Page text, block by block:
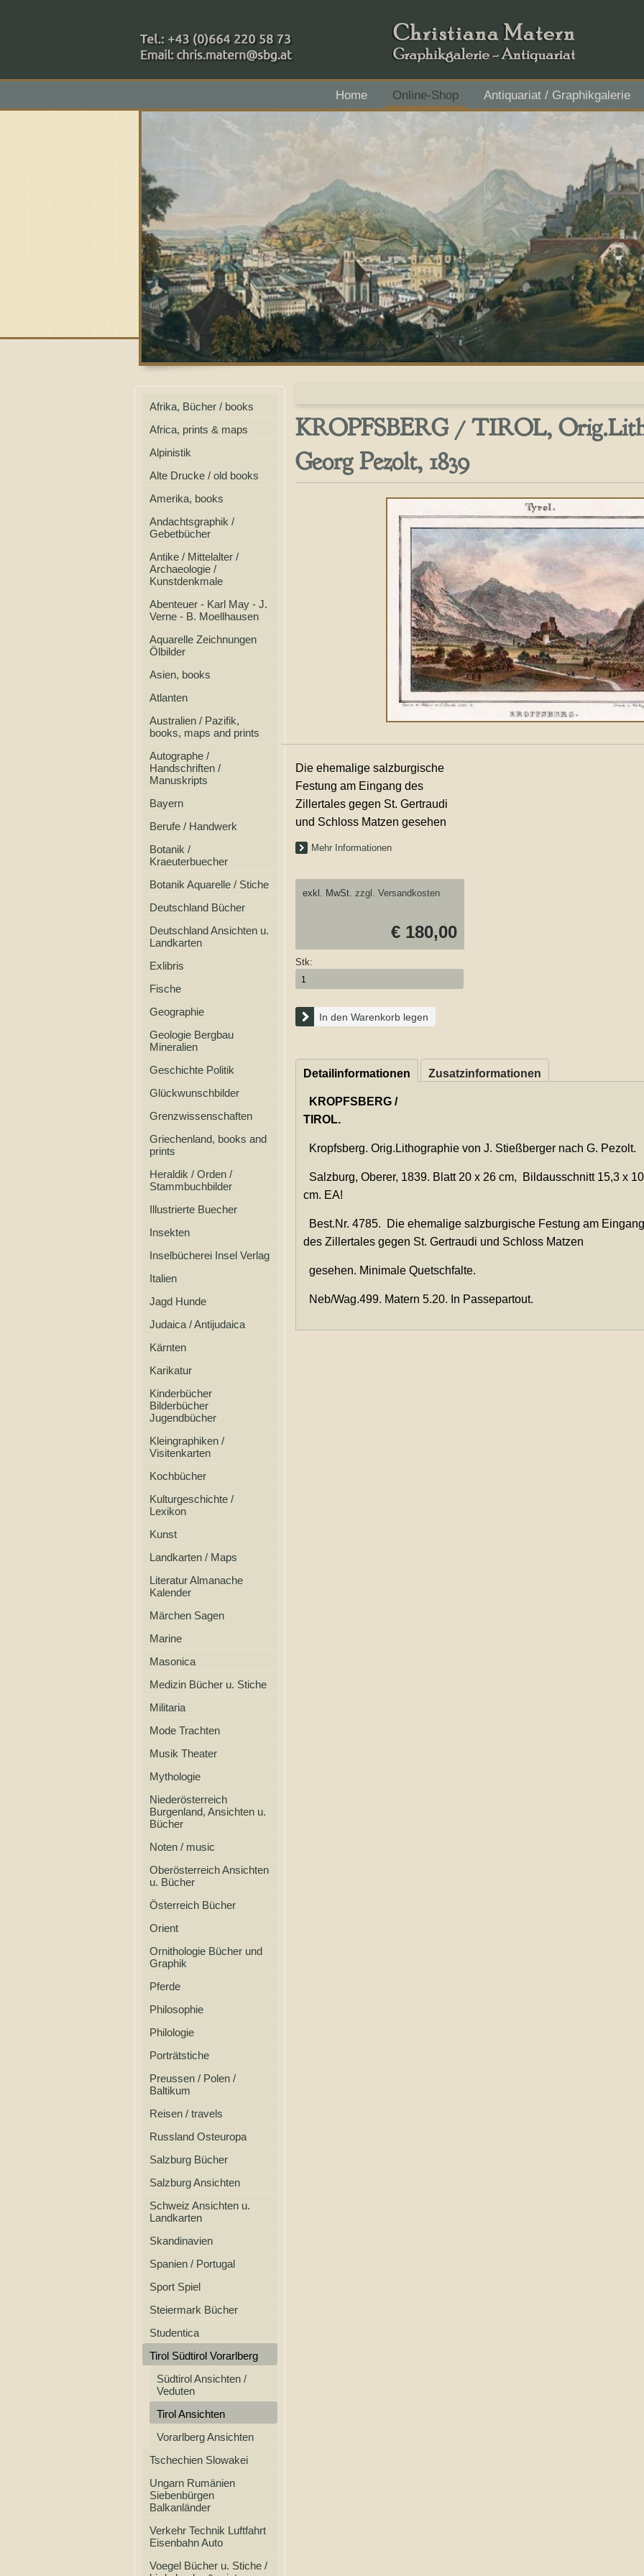
+43 (0)664 220 58 73
Home Online-Shop
Antiquariat / Graphikgalerie
Zahlungsmethoden: RAIBA - Flachgau Mitte - IBAN AT43 3501 5000 2611 3027, BIC
Afrika, Bücher / books
Africa, prints & maps
Alpinistik
Alte Drucke / old books
Amerika, books
Andachtsgraphik /
Gebetbücher
Antike / Mittelalter /
Archaeologie /
Kunstdenkmale
Abenteuer - Karl May - J.
Verne - B. Moellhausen
Aquarelle Zeichnungen
Ölbilder
Asien, books
Atlanten
Australien / Pazifik,
books, maps and prints
Autographe /
Handschriften /
Manuskripts
Bayern
Berufe / Handwerk
Botanik /
Kraeuterbuecher
Botanik Aquarelle / Stiche
Deutschland Bücher
Deutschland Ansichten u.
Landkarten
Exlibris
Fische
Geographie
Geologie Bergbau
Mineralien
Geschichte Politik
Glückwunschbilder
Grenzwissenschaften
Griechenland, books and
prints
Heraldik / Orden /
Stammbuchbilder
Illustrierte Buecher
Insekten
Inselbücherei Insel Verlag
Italien
Jagd Hunde
Judaica / Antijudaica
Kärnten
Karikatur
Kinderbücher
Bilderbücher
Jugendbücher
Kleingraphiken /
Visitenkarten
Kochbücher
Kulturgeschichte /
Lexikon
Kunst
Landkarten / Maps
Literatur Almanache
Kalender
Märchen Sagen
Marine
Masonica
Medizin Bücher u. Stiche
Militaria
Mode Trachten
Musik Theater
Mythologie
Niederösterreich
Burgenland, Ansichten u.
Bücher
Noten / music
Oberösterreich Ansichten
u. Bücher
Österreich Bücher
Orient
Ornithologie Bücher und
Graphik
Pferde
Philosophie
Philologie
Porträtstiche
Preussen / Polen /
Baltikum
Reisen / travels
Russland Osteuropa
Salzburg Bücher
Salzburg Ansichten
Schweiz Ansichten u.
Landkarten
Skandinavien
Spanien / Portugal
Sport Spiel
Steiermark Bücher
Studentica
Tirol Südtirol Vorarlberg
Südtirol Ansichten /
Veduten
Tirol Ansichten
Vorarlberg Ansichten
Tschechien Slowakei
Ungarn Rumänien
Siebenbürgen
Balkanländer
Verkehr Technik Luftfahrt
Eisenbahn Auto
Voegel Bücher u. Stiche /
KROPFSBERG / TIROL,
Georg Pezolt, 1839
Die ehemalige salzburgische
Festung am Eingang des
Zillertales gegen St. Gertraudi
und Schloss Matzen gesehen
Mehr Informationen
exkl. MwSt. zzgl. Versandkosten
€ 180,00
Stk:
In den Warenkorb legen
Detailinformationen Zusatzinformationen
KROPFSBERG /
TIROL.
Kropfsberg. Orig.Lithographie von J. Stießberger nach G. Pezolt.
Salzburg, Oberer, 1839. Blatt 20 x 26 cm, Bildausschnitt 15,3 x
cm. EA!
Best.Nr. 4785. Die ehemalige salzburgische Festung am Eingang
des Zillertales gegen St. Gertraudi und Schloss Matzen
gesehen. Minimale Quetschfalte.
Neb/Wag.499. Matern 5.20. In Passepartout.